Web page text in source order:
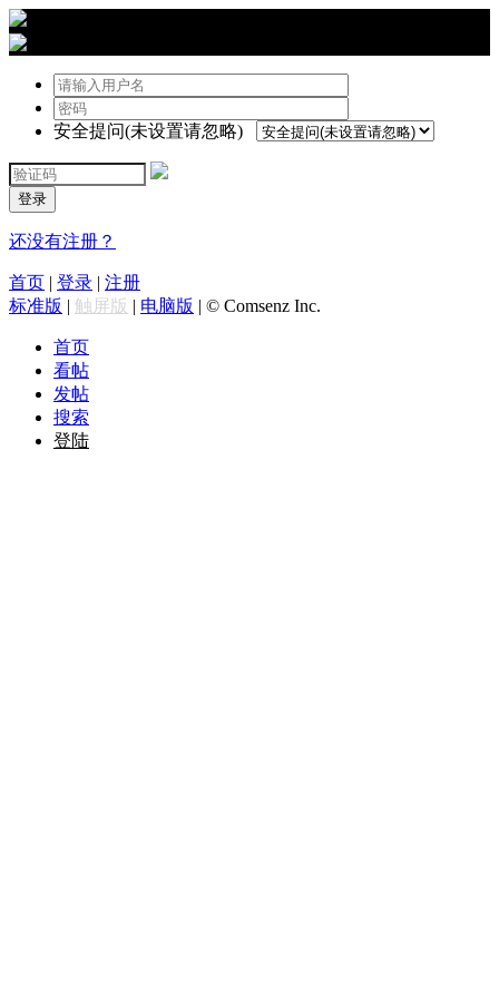
安全提问(未设置请忽略)
登录
还没有注册？
首页 | 登录 | 注册
标准版 | 触屏版 | 电脑版 | © Comsenz Inc.
首页
看帖
发帖
搜索
登陆